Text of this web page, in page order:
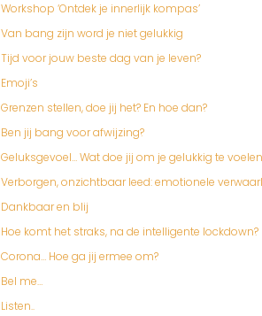
Workshop ‘Ontdek je innerlijk kompas’
Van bang zijn word je niet gelukkig
Tijd voor jouw beste dag van je leven?
Emoji’s
Grenzen stellen, doe jij het? En hoe dan?
Ben jij bang voor afwijzing?
Geluksgevoel… Wat doe jij om je gelukkig te
Verborgen, onzichtbaar leed: emotionele
Dankbaar en blij
Hoe komt het straks, na de intelligente lockdown?
Corona… Hoe ga jij ermee om?
Bel me…
Listen..